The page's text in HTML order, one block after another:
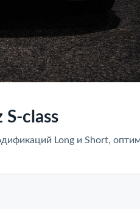
class
Long и Short,